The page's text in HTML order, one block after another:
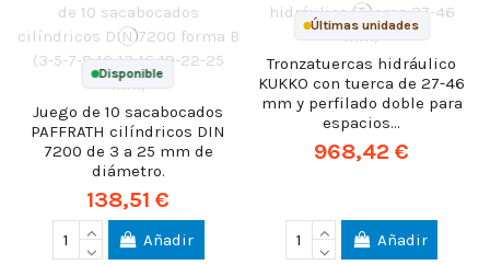
Disponible
Juego de 10 sacabocados
PAFFRATH cilíndricos DIN
7200 de 3 a 25 mm de
diámetro.
138,51 €
Añadir
Últimas unidades
Tronzatuercas hidráulico
KUKKO con tuerca de 27-46
mm y perfilado doble para
espacios...
968,42 €
Añadir